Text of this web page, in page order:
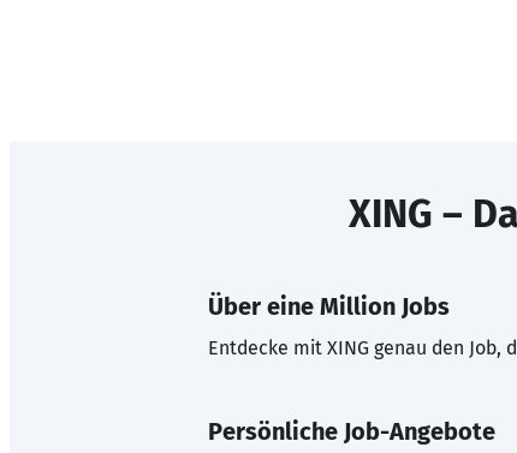
XING –
Über eine Million Jobs
Entdecke mit XING genau den Job,
Persönliche Job-Angebote